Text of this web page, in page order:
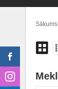
Sākums